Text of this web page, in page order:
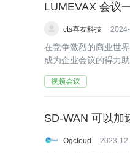
LUMEVAX 会议
cts喜友科技
在竞争激烈的商业世
成为企业会议的得力助
视频会议
SD-WAN 可以加
Ogcloud 2023-